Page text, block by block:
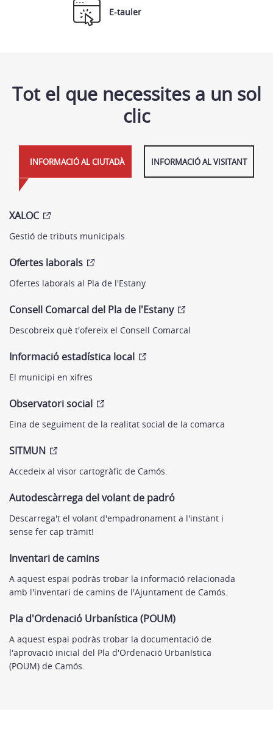
E-tauler
Tot el que necessites a un sol
clic
INFORMACIÓ AL CIUTADÀ INFORMACIÓ AL VISITANT
XALOC
Gestió de tributs municipals
Ofertes laborals
Ofertes laborals al Pla de l'Estany
Consell Comarcal del Pla de l'Estany
Descobreix què t'ofereix el Consell Comarcal
Informació estadística local
El municipi en xifres
Observatori social
Eina de seguiment de la realitat social de la comarca
SITMUN
Accedeix al visor cartogràfic de Camós.
Autodescàrrega del volant de padró
Descarrega't el volant d'empadronament a l'instant i
sense fer cap tràmit!
Inventari de camins
A aquest espai podràs trobar la informació relacionada
amb l'inventari de camins de l'Ajuntament de Camós.
Pla d'Ordenació Urbanística (POUM)
A aquest espai podràs trobar la documentació de
l'aprovació inicial del Pla d'Ordenació Urbanística
(POUM) de Camós.